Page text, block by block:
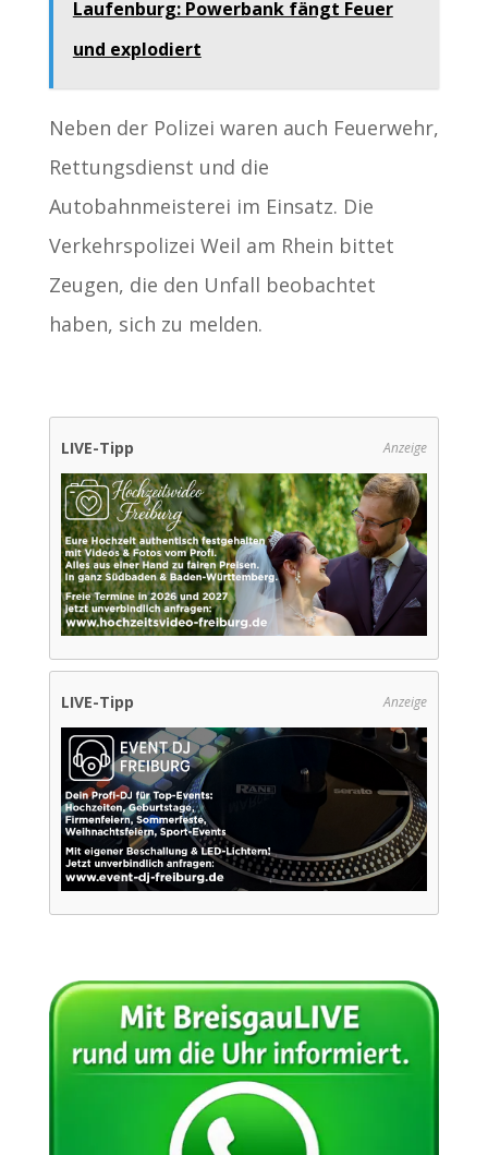
Laufenburg: Powerbank fängt Feuer
und explodiert
Neben der Polizei waren auch Feuerwehr,
Rettungsdienst und die
Autobahnmeisterei im Einsatz. Die
Verkehrspolizei Weil am Rhein bittet
Zeugen, die den Unfall beobachtet
haben, sich zu melden.
LIVE-Tipp Anzeige
LIVE-Tipp Anzeige